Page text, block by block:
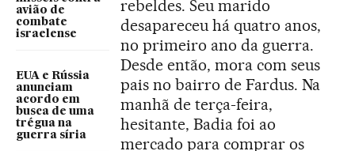
avião de
combate
israelense
EUA e Rússia
anunciam
acordo em
busca de uma
trégua na
guerra síria
rebeldes. Seu marido
desapareceu há quatro anos,
no primeiro ano da guerra.
Desde então, mora com seus
pais no bairro de Fardus. Na
manhã de terça-feira,
hesitante, Badia foi ao
mercado para comprar os